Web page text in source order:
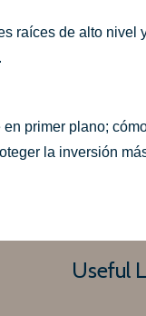
raíces de alto nivel
primer plano;
la inversión
Useful